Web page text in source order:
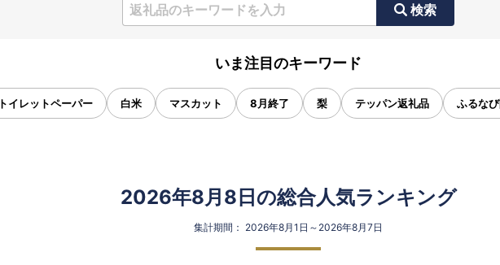
検索
いま注目のキーワード
トイレットペーパー 白米 マスカット 8月終了 梨 テッパン返礼品 ふるな
2026年8月8日の総合人気ランキング
集計期間： 2026年8月1日～2026年8月7日